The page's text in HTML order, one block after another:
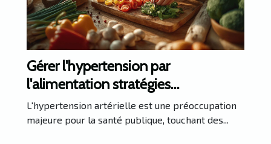
Gérer l'hypertension par
l'alimentation stratégies
nutritionnelles prouvées
L'hypertension artérielle est une préoccupation
majeure pour la santé publique, touchant des...